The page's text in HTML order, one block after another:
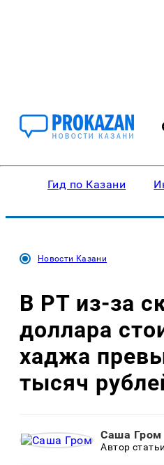
Гид по Казани
Новости Казани
В РТ из-за
доллара
хаджа
тысяч
Саша Гром
Автор статьи